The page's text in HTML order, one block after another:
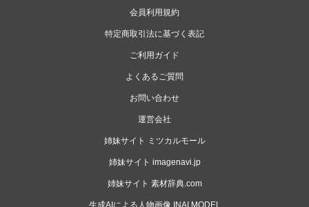
会員利用規約
特定商取引法に基づく表記
ご利用ガイド
よくあるご質問
お問い合わせ
運営会社
姉妹サイト ミツカルモール
姉妹サイト imagenavi.jp
姉妹サイト 素材辞典.com
生成AIによる人物画像 INAI MODEL